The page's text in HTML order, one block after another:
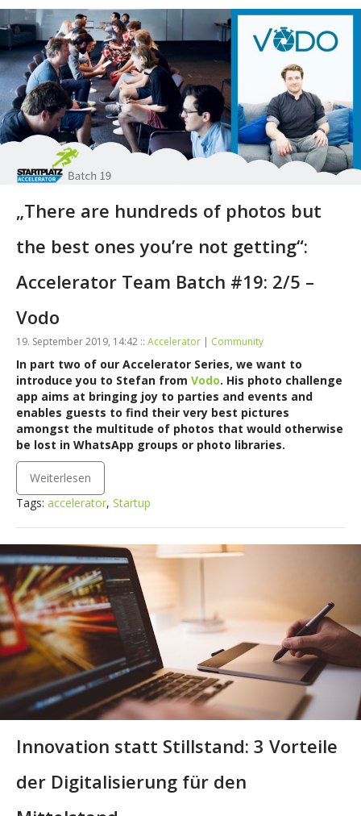
„There are hundreds of photos but
the best ones you’re not getting“:
Accelerator Team Batch #19: 2/5 –
Vodo
19. September 2019, 14:42 :: Accelerator | Community
In part two of our Accelerator Series, we want to
introduce you to Stefan from Vodo. His photo challenge
app aims at bringing joy to parties and events and
enables guests to find their very best pictures
amongst the multitude of photos that would otherwise
be lost in WhatsApp groups or photo libraries.
Weiterlesen
Tags: accelerator, Startup
Innovation statt Stillstand: 3 Vorteile
der Digitalisierung für den